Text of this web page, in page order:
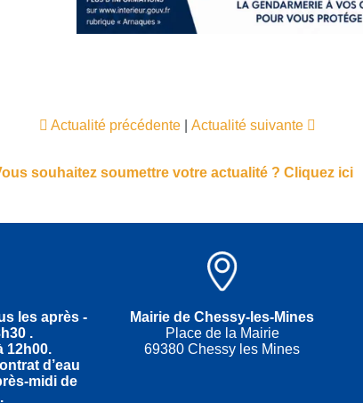
Actualité précédente Actualité suivante
souhaitez soumettre votre actualité ? Cliquez ici
les après -
.
12h00.
d’eau
midide
Mairie de Chessy-les-Mines
Place de la Mairie
69380 Chessy les Mines